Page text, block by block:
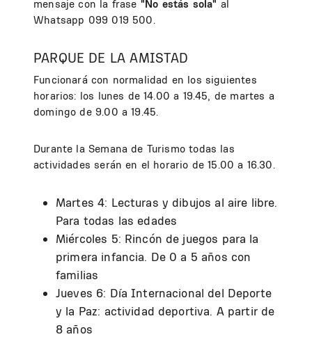
mensaje con la frase "No estás sola" al
Whatsapp 099 019 500.
PARQUE DE LA AMISTAD
Funcionará con normalidad en los siguientes
horarios: los lunes de 14.00 a 19.45, de martes a
domingo de 9.00 a 19.45.
Durante la Semana de Turismo todas las
actividades serán en el horario de 15.00 a 16.30.
Martes 4: Lecturas y dibujos al aire libre.
Para todas las edades
Miércoles 5: Rincón de juegos para la
primera infancia. De 0 a 5 años con
familias
Jueves 6: Día Internacional del Deporte
y la Paz: actividad deportiva. A partir de
8 años